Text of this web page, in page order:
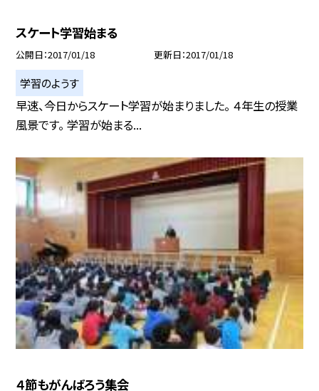
スケート学習始まる
公開日 2017/01/18 更新日 2017/01/18
学習のようす
早速、今日からスケート学習が始まりました。 ４年生の授業
風景です。 学習が始まる...
４節もがんばろう集会